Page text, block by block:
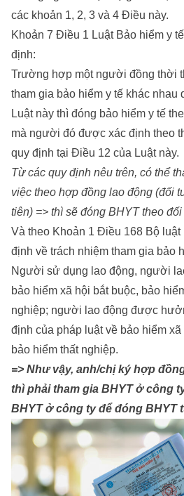
các khoản 1, 2, 3 và 4 Điều này.
Khoản 7 Điều 1 Luật Bảo hiểm y
định:
Trường hợp một người đồng thời
tham gia bảo hiểm y tế khác nhau
Luật này thì đóng bảo hiểm y tế
mà người đó được xác định theo
quy định tại Điều 12 của Luật này.
Từ các quy định nêu trên, có thể
việc theo hợp đồng lao động (đối
tiên) => thì sẽ đóng BHYT theo
Và theo Khoản 1 Điều 168 Bộ luật
định về trách nhiệm tham gia bảo
Người sử dụng lao động, người
bảo hiểm xã hội bắt buộc, bảo
nghiệp; người lao động được
định của pháp luật về bảo hiểm
bảo hiểm thất nghiệp.
=> Như vậy, anh/chị ký hợp
thì phải tham gia BHYT ở công
BHYT ở công ty để đóng BHYT